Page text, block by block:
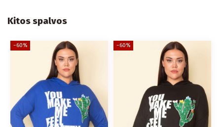
Kitos spalvos
−60% −60%